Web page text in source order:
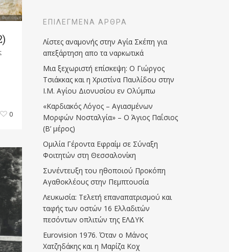
0
ΕΠΙΛΕΓΜΈΝΑ ΆΡΘΡΑ
Λίστες αναμονής στην Αγία Σκέπη για
απεξάρτηση απο τα ναρκωτικά
Μια ξεχωριστή επίσκεψη: Ο Γιώργος
Τσιάκκας και η Χριστίνα Παυλίδου στην
Ι.Μ. Αγίου Διονυσίου εν Ολύμπω
«Καρδιακός Λόγος – Αγιασμένων
Μορφών Νοσταλγία» – Ο Άγιος Παΐσιος
(Β’ μέρος)
Ομιλία Γέροντα Εφραίμ σε Σύναξη
Φοιτητών στη Θεσσαλονίκη
Συνέντευξη του ηθοποιού Προκόπη
Αγαθοκλέους στην Πεμπτουσία
Λευκωσία: Τελετή επαναπατρισμού και
ταφής των οστών 16 Ελλαδιτών
πεσόντων οπλιτών της ΕΛΔΥΚ
Eurovision 1976. Όταν ο Μάνος
Χατζηδάκης και η Μαρίζα Κοχ